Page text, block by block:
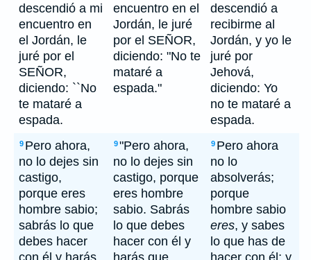
descendió a mi
encuentro en
el Jordán, le
juré por el
SEÑOR,
diciendo: ``No
te mataré a
espada.
encuentro en el
Jordán, le juré
por el SEÑOR,
diciendo: "No te
mataré a
espada."
descendió a
recibirme al
Jordán, y yo le
juré por
Jehová,
diciendo: Yo
no te mataré a
espada.
9 Pero ahora,
no lo dejes sin
castigo,
porque eres
hombre sabio;
sabrás lo que
debes hacer
con él y harás
9"Pero ahora,
no lo dejes sin
castigo, porque
eres hombre
sabio. Sabrás
lo que debes
hacer con él y
harás que
9 Pero ahora
no lo
absolverás;
porque
hombre sabio
eres, y sabes
lo que has de
hacer con él; y